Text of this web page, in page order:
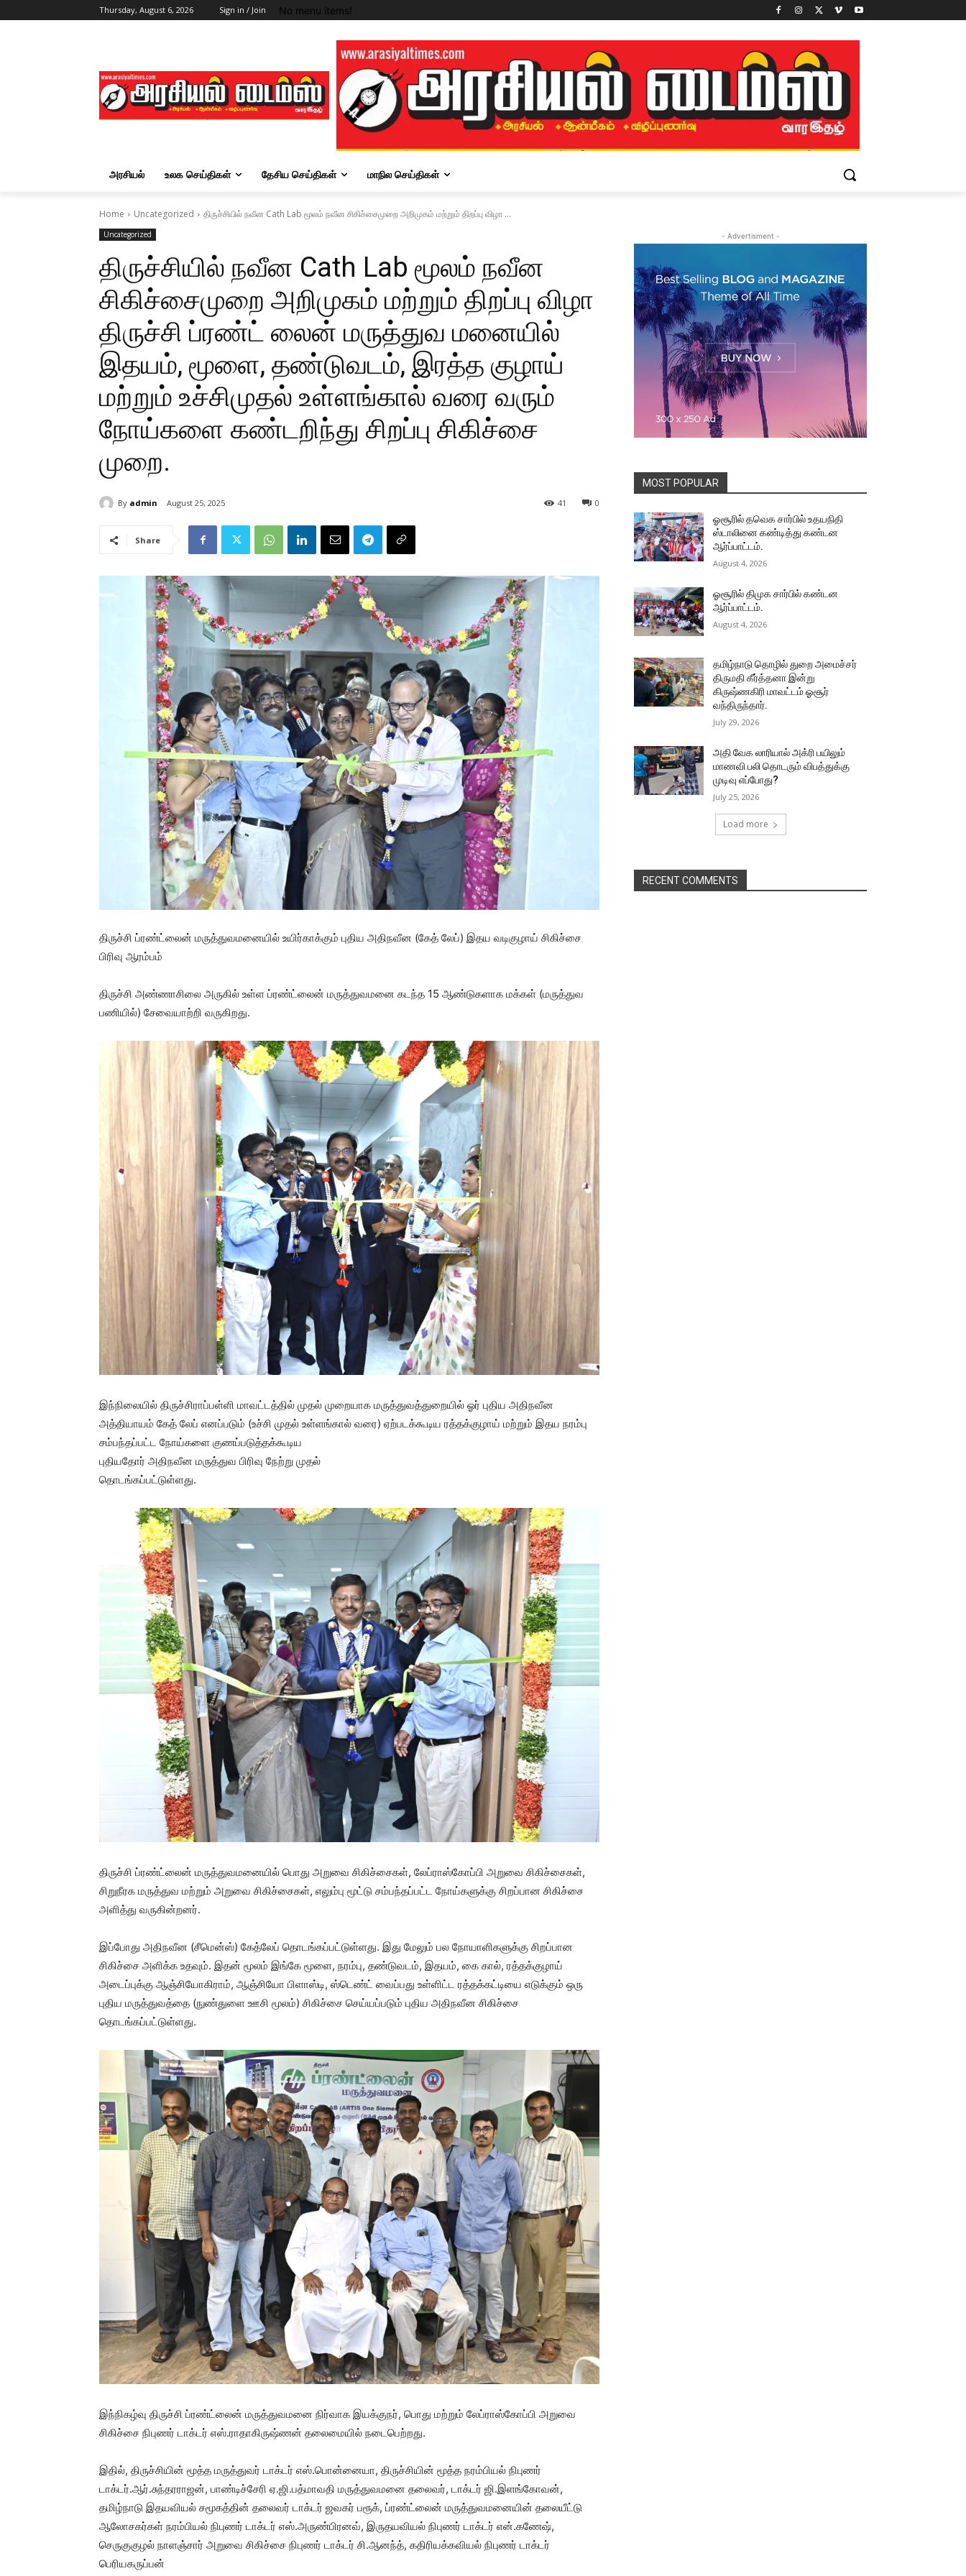
Thursday, August 6, 2026 Sign in / Join No menu items!
அரசியல் உலக செய்திகள் தேசிய செய்திகள் மாநில செய்திகள்
Home Uncategorized திருச்சியில் நவீன Cath Lab மூலம் நவீன சிகிச்சைமுறை அறிமுகம் மற்றும் திறப்பு விழா ...
Uncategorized
திருச்சியில் நவீன Cath Lab மூலம் நவீன
சிகிச்சைமுறை அறிமுகம் மற்றும் திறப்பு விழா
திருச்சி ப்ரண்ட் லைன் மருத்துவ மனையில்
இதயம், மூளை, தண்டுவடம், இரத்த குழாய்
மற்றும் உச்சிமுதல் உள்ளங்கால் வரை வரும்
நோய்களை கண்டறிந்து சிறப்பு சிகிச்சை
முறை.
By admin August 25, 2025 0
41
Share
திருச்சி ப்ரண்ட்லைன் மருத்துவமனையில் உயிர்காக்கும் புதிய அதிநவீன (கேத் லேப்) இதய வடிகுழாய் சிகிச்சை
பிரிவு ஆரம்பம்
திருச்சி அண்ணாசிலை அருகில் உள்ள ப்ரண்ட்லைன் மருத்துவமனை கடந்த 15 ஆண்டுகளாக மக்கள் (மருத்துவ
பணியில்) சேவையாற்றி வருகிறது.
இந்நிலையில் திருச்சிராப்பள்ளி மாவட்டத்தில் முதல் முறையாக மருத்துவத்துறையில் ஓர் புதிய அதிநவீன
அத்தியாயம் கேத் லேப் எனப்படும் (உச்சி முதல் உள்ளங்கால் வரை) ஏற்படக்கூடிய ரத்தக்குழாய் மற்றும் இதய நரம்பு
சம்பந்தப்பட்ட நோய்களை குணப்படுத்தக்கூடிய
புதியதோர் அதிநவீன மருத்துவ பிரிவு நேற்று முதல்
தொடங்கப்பட்டுள்ளது.
திருச்சி ப்ரண்ட்லைன் மருத்துவமனையில் பொது அறுவை சிகிச்சைகள், லேப்ராஸ்கோப்பி அறுவை சிகிச்சைகள்,
சிறுநீரக மருத்துவ மற்றும் அறுவை சிகிச்சைகள், எலும்பு மூட்டு சம்பந்தப்பட்ட நோய்களுக்கு சிறப்பான சிகிச்சை
அளித்து வருகின்றனர்.
இப்போது அதிநவீன (சீமென்ஸ்) கேத்லேப் தொடங்கப்பட்டுள்ளது. இது மேலும் பல நோயாளிகளுக்கு சிறப்பான
சிகிச்சை அளிக்க உதவும். இதன் மூலம் இங்கே மூளை, நரம்பு, தண்டுவடம், இதயம், கை கால், ரத்தக்குழாய்
அடைப்புக்கு ஆஞ்சியோகிராம், ஆஞ்சியோ பிளாஸ்டி, ஸ்டெண்ட் வைப்பது உள்ளிட்ட ரத்தக்கட்டியை எடுக்கும் ஒரு
புதிய மருத்துவத்தை (நுண்துளை ஊசி மூலம்) சிகிச்சை செய்யப்படும் புதிய அதிநவீன சிகிச்சை
தொடங்கப்பட்டுள்ளது.
இந்நிகழ்வு திருச்சி ப்ரண்ட்லைன் மருத்துவமனை நிர்வாக இயக்குநர், பொது மற்றும் லேப்ராஸ்கோப்பி அறுவை
சிகிச்சை நிபுணர் டாக்டர் எஸ்.ராதாகிருஷ்ணன் தலைமையில் நடைபெற்றது.
இதில், திருச்சியின் மூத்த மருத்துவர் டாக்டர் எஸ்.பொன்னையா, திருச்சியின் மூத்த நரம்பியல் நிபுணர்
டாக்டர்.ஆர்.சுந்தரராஜன், பாண்டிச்சேரி ஏ.ஜி.பத்மாவதி மருத்துவமனை தலைவர், டாக்டர் ஜி.இளங்கோவன்,
தமிழ்நாடு இதயவியல் சமூகத்தின் தலைவர் டாக்டர் ஜவகர் பரூக், ப்ரண்ட்லைன் மருத்துவமனையின் தலையீட்டு
ஆலோசகர்கள் நரம்பியல் நிபுணர் டாக்டர் எஸ்.அருண்பிரனவ், இருதயவியல் நிபுணர் டாக்டர் என்.கணேஷ்,
செருகுகுழல் நாளஞ்சார் அறுவை சிகிச்சை நிபுணர் டாக்டர் சி.ஆனந்த், கதிரியக்கவியல் நிபுணர் டாக்டர்
பெரியகருப்பன்
- Advertisment -
MOST POPULAR
ஓசூரில் தவெக சார்பில் உதயநிதி
ஸ்டாலினை கண்டித்து கண்டன
ஆர்ப்பாட்டம்.
August 4, 2026
ஓசூரில் திமுக சார்பில் கண்டன
ஆர்ப்பாட்டம்.
August 4, 2026
தமிழ்நாடு தொழில் துறை அமைச்சர்
திருமதி கீர்த்தனா இன்று
கிருஷ்ணகிரி மாவட்டம் ஓசூர்
வந்திருந்தார்.
July 29, 2026
அதி வேக லாரியால் அக்ரி பயிலும்
மாணவி பலி தொடரும் விபத்துக்கு
முடிவு எப்போது?
July 25, 2026
Load more
RECENT COMMENTS